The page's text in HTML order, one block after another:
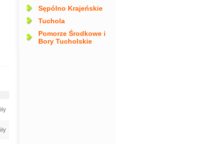
Sępólno Krajeńskie
Tuchola
Pomorze Środkowe i
Bory Tucholskie